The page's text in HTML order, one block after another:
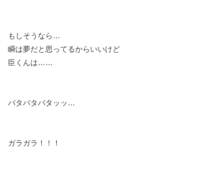
もしそうなら…
瞬は夢だと思ってるからいいけど
臣くんは……
バタバタバタッッ…
ガラガラ！！！